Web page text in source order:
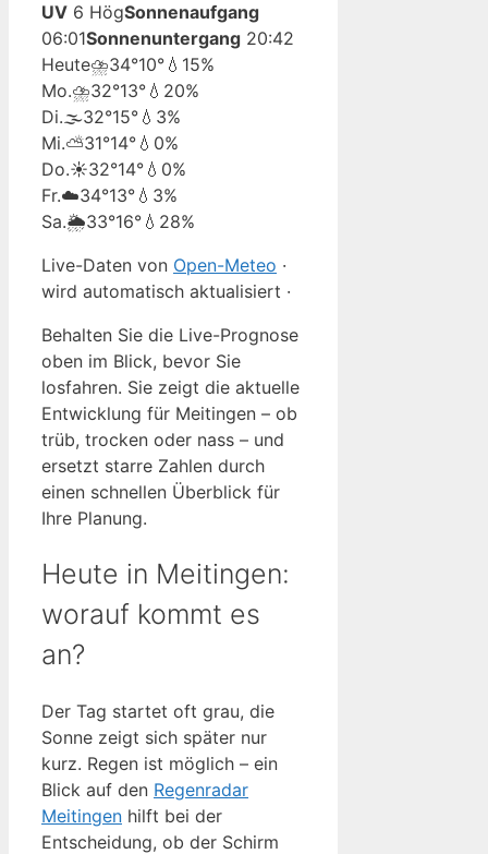
UV 6 HögSonnenaufgang
06:01Sonnenuntergang 20:42
Heute⛈️34°10° 💧15%
Mo.⛈️32°13° 💧20%
Di.🌫️32°15° 💧3%
Mi.⛅31°14° 💧0%
Do.☀️32°14° 💧0%
Fr.☁️34°13° 💧3%
Sa.🌦️33°16° 💧28%
Live-Daten von Open-Meteo ·
wird automatisch aktualisiert ·
Behalten Sie die Live-Prognose
oben im Blick, bevor Sie
losfahren. Sie zeigt die aktuelle
Entwicklung für Meitingen – ob
trüb, trocken oder nass – und
ersetzt starre Zahlen durch
einen schnellen Überblick für
Ihre Planung.
Heute in Meitingen:
worauf kommt es
an?
Der Tag startet oft grau, die
Sonne zeigt sich später nur
kurz. Regen ist möglich – ein
Blick auf den Regenradar
Meitingen hilft bei der
Entscheidung, ob der Schirm